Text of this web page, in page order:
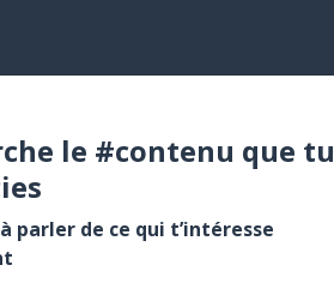
le #contenu que tu
parler de ce qui t’intéresse